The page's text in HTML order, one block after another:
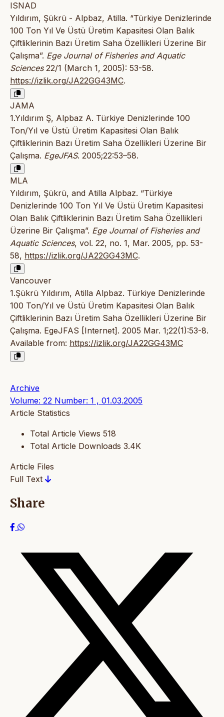
ISNAD
Yıldırım, Şükrü - Alpbaz, Atilla. “Türkiye Denizlerinde
100 Ton Yıl Ve Üstü Üretim Kapasitesi Olan Balık
Çiftliklerinin Bazı Üretim Saha Özellikleri Üzerine Bir
Çalışma”. Ege Journal of Fisheries and Aquatic
Sciences22/1 (March 1, 2005): 53-58.
https://izlik.org/JA22GG43MC.
JAMA
1.Yıldırım Ş, Alpbaz A. Türkiye Denizlerinde 100
Ton/Yıl ve Üstü Üretim Kapasitesi Olan Balık
Çiftliklerinin Bazı Üretim Saha Özellikleri Üzerine Bir
Çalışma. EgeJFAS. 2005;22:53–58.
MLA
Yıldırım, Şükrü, and Atilla Alpbaz. “Türkiye
Denizlerinde 100 Ton Yıl Ve Üstü Üretim Kapasitesi
Olan Balık Çiftliklerinin Bazı Üretim Saha Özellikleri
Üzerine Bir Çalışma”. Ege Journal of Fisheries and
Aquatic Sciences, vol. 22, no. 1, Mar. 2005, pp. 53-
58, https://izlik.org/JA22GG43MC.
Vancouver
1.Şükrü Yıldırım, Atilla Alpbaz. Türkiye Denizlerinde
100 Ton/Yıl ve Üstü Üretim Kapasitesi Olan Balık
Çiftliklerinin Bazı Üretim Saha Özellikleri Üzerine Bir
Çalışma. EgeJFAS [Internet]. 2005 Mar. 1;22(1):53-8.
Available from: https://izlik.org/JA22GG43MC
Archive
Volume: 22 Number: 1 , 01.03.2005
Article Statistics
Total Article Views 518
Total Article Downloads 3.4K
Article Files
Full Text
Share